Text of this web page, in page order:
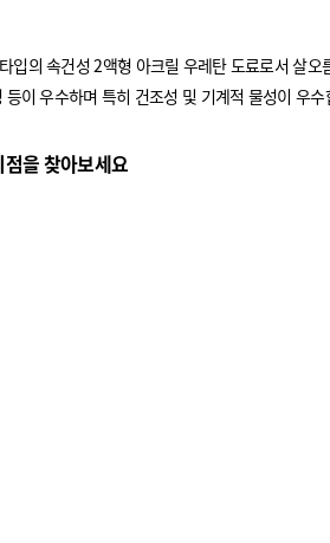
입의 속건성 2액형 아크릴 우레탄 도료로서 살오
이 우수하며 특히 건조성 및 기계적 물성이 우수
을 찾아보세요